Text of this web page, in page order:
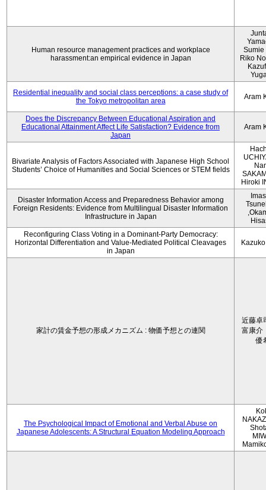
Human resource management practices and workplace
harassment:an empirical evidence in Japan
Sumie
Riko
Residential inequality and social class perceptions: a case study of
the Tokyo metropolitan area
Aram
Does the Discrepancy Between Educational Aspiration and
Educational Attainment Affect Life Satisfaction? Evidence from
Japan
Aram
Bivariate Analysis of Factors Associated with Japanese High School
Students’ Choice of Humanities and Social Sciences or STEM fields
Hiroki
Disaster Information Access and Preparedness Behavior among
Foreign Residents: Evidence from Multilingual Disaster Information
Infrastructure in Japan
Reconfiguring Class Voting in a Dominant-Party Democracy:
Horizontal Differentiation and Value-Mediated Political Cleavages
in Japan
家計の賃金予想の形成メカニズム : 物価予想との連関
近藤卓
富康介
優
The Psychological Impact of Emotional and Verbal Abuse on
Japanese Adolescents: A Structural Equation Modeling Approach